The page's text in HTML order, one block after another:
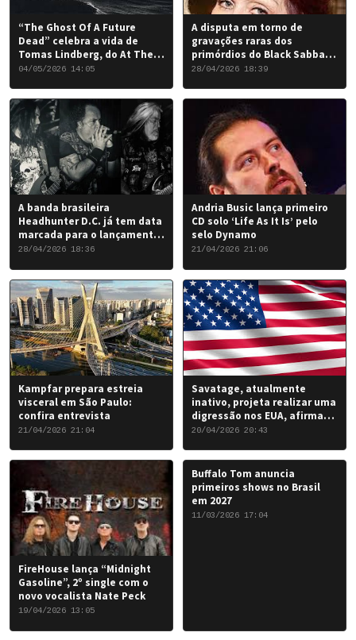
“The Ghost Of A Future
Dead” celebra a vida de
Tomas Lindberg, do At The
Gates
04/05/2026 14:05
A disputa em torno de
gravações raras dos
primórdios do Black Sabbath
chegou a um desfecho
28/04/2026 18:39
A banda brasileira
Headhunter D.C. já tem data
marcada para o lançamento
do seu novo álbum “Rise of
28/04/2026 18:36
Andria Busic lança primeiro
CD solo ‘Life As It Is’ pelo
selo Dynamo
21/04/2026 21:06
Kampfar prepara estreia
visceral em São Paulo:
confira entrevista
21/04/2026 21:04
Savatage, atualmente
inativo, projeta realizar uma
digressão nos EUA, afirma
Chris Caffery
20/04/2026 20:43
FireHouse lança “Midnight
Gasoline”, 2º single com o
novo vocalista Nate Peck
19/04/2026 13:05
Buffalo Tom anuncia
primeiros shows no Brasil
em 2027
11/03/2026 17:04